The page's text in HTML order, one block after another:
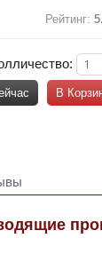
Рейтинг:
В